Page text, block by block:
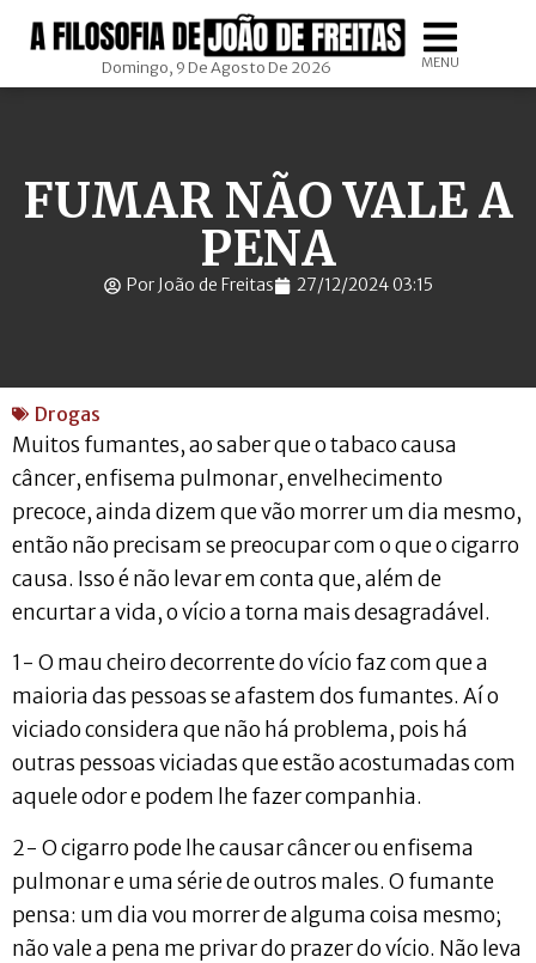
Domingo, 9 De Agosto De 2026 MENU
FUMAR NÃO VALE A
PENA
Por João de Freitas 27/12/2024 03:15
Drogas
Muitos fumantes, ao saber que o tabaco causa
câncer, enfisema pulmonar, envelhecimento
precoce, ainda dizem que vão morrer um dia mesmo,
então não precisam se preocupar com o que o cigarro
causa. Isso é não levar em conta que, além de
encurtar a vida, o vício a torna mais desagradável.
1- O mau cheiro decorrente do vício faz com que a
maioria das pessoas se afastem dos fumantes. Aí o
viciado considera que não há problema, pois há
outras pessoas viciadas que estão acostumadas com
aquele odor e podem lhe fazer companhia.
2- O cigarro pode lhe causar câncer ou enfisema
pulmonar e uma série de outros males. O fumante
pensa: um dia vou morrer de alguma coisa mesmo;
não vale a pena me privar do prazer do vício. Não leva